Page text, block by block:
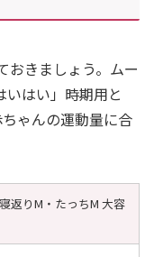
おきましょう。ムー
はい」時期用と
ゃんの運動量に合
返りM・たっちM 大容